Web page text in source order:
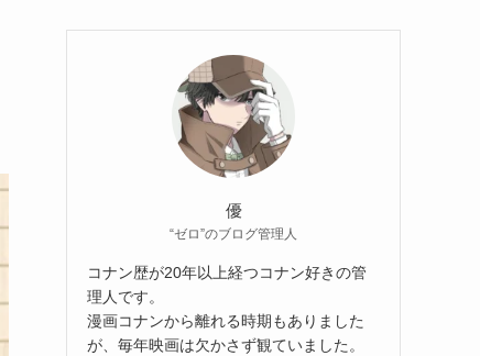
優
“ゼロ”のブログ管理人
コナン歴が20年以上経つコナン好きの管
理人です。
漫画コナンから離れる時期もありました
が、毎年映画は欠かさず観ていました。